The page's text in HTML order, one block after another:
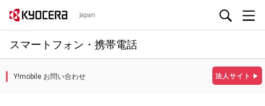
Japan
スマートフォン・携帯電話
法人サイト ▶
Y!mobile お問い合わせ